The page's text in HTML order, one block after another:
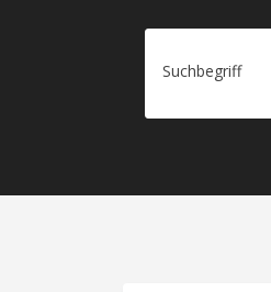
Suchbegriff